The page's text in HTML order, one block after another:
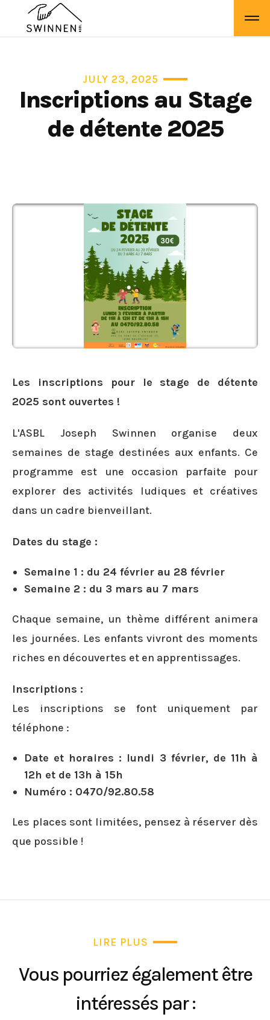
JULY 23, 2025
Inscriptions au Stage
de détente 2025
Les inscriptions pour le stage de détente
2025 sont ouvertes !
L'ASBL Joseph Swinnen organise deux
semaines de stage destinées aux enfants. Ce
programme est une occasion parfaite pour
explorer des activités ludiques et créatives
dans un cadre bienveillant.
Dates du stage :
Semaine 1 : du 24 février au 28 février
Semaine 2 : du 3 mars au 7 mars
Chaque semaine, un thème différent animera
les journées. Les enfants vivront des moments
riches en découvertes et en apprentissages.
Inscriptions :
Les inscriptions se font uniquement par
téléphone :
Date et horaires : lundi 3 février, de 11h à
12h et de 13h à 15h
Numéro : 0470/92.80.58
Les places sont limitées, pensez à réserver dès
que possible !
LIRE PLUS
Vous pourriez également être
intéressés par :